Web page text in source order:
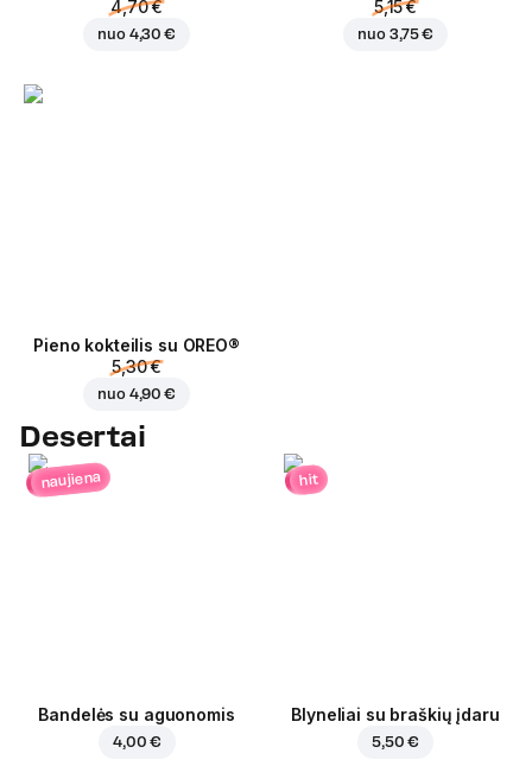
4,70 €
nuo 4,30 €
5,15 €
nuo 3,75 €
Pieno kokteilis su OREO®
5,30 €
nuo 4,90 €
Desertai
naujiena
Bandelės su aguonomis
4,00 €
hit
Blyneliai su braškių įdaru
5,50 €